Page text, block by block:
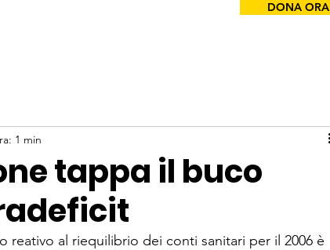
DONA ORA
tappa il buco
1 min
reativo al riequilibrio dei conti sanitari per il 2006 è